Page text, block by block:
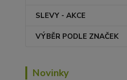
SLEVY - AKCE
VÝBĚR PODLE ZNAČEK
Novinky